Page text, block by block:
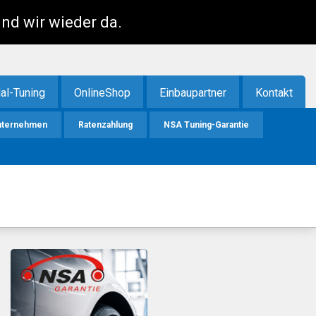
wir wieder da.
Tuning OnlineShop Einbaupartner Kontakt
Ratenzahlung NSA Tuning-Garantie